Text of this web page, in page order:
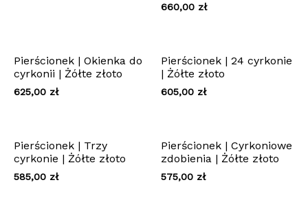
660,00 zł
Pierścionek | Okienka do
cyrkonii | Żółte złoto
625,00 zł
Pierścionek | 24 cyrkonie
| Żółte złoto
605,00 zł
Pierścionek | Trzy
cyrkonie | Żółte złoto
585,00 zł
Pierścionek | Cyrkoniowe
zdobienia | Żółte złoto
575,00 zł